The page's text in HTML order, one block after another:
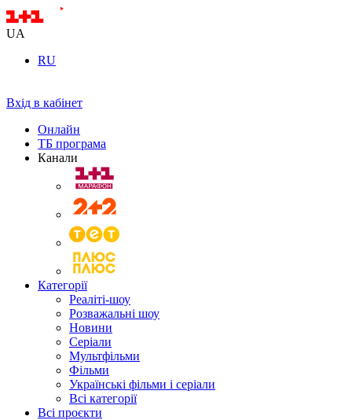
UA
RU
Вхід в кабінет
Онлайн
ТБ програма
Канали
Категорії
Реаліті-шоу
Розважальні шоу
Новини
Серіали
Мультфільми
Фільми
Українські фільми і серіали
Всі категорії
Всі проєкти